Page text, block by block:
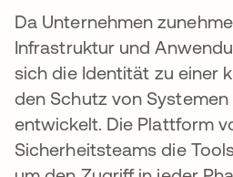
Da Unternehmen
Infrastruktur und
sich die Identität zu einer
den Schutz von
entwickelt. Die Plattform
Sicherheitsteams die